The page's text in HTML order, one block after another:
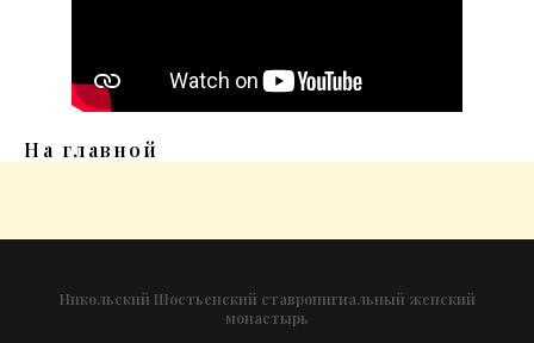
На главной
Никольский Шостьенский ставропигиальный женский
монастырь